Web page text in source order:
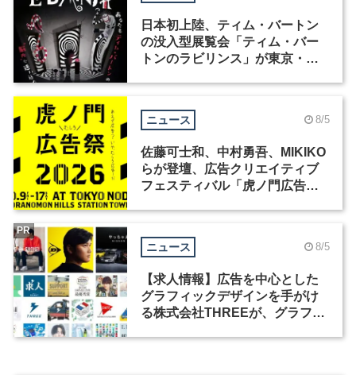
日本初上陸、ティム・バートン
の没入型展覧会「ティム・バー
トンのラビリンス」が東京・豊
ニュース 8/5
佐藤可士和、中村勇吾、MIKIKO
らが登壇、広告クリエイティブ
フェスティバル「虎ノ門広告
ニュース 8/5
【求人情報】広告を中心とした
グラフィックデザインを手がけ
る株式会社THREEが、グラフィ
PR